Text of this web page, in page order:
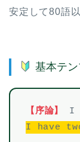
安定して80語
基本テン
【序論】 I
I have